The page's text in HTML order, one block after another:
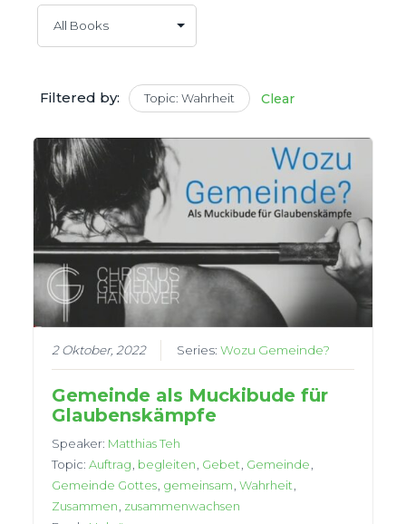
Filtered by: Topic: Wahrheit Clear
2 Oktober, 2022 Series:Wozu Gemeinde?
Gemeinde als Muckibude für
Glaubenskämpfe
Speaker: Matthias Teh
Topic:Auftrag, begleiten, Gebet, Gemeinde,
Gemeinde Gottes, gemeinsam,Wahrheit,
Zusammen, zusammenwachsen